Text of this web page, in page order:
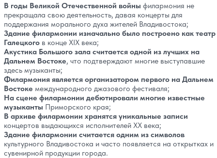
В годы Великой Отечественной войны филармония не
прекращала свою деятельность, давая концерты для
поддержания морального духа жителей Владивостока;
Здание филармонии изначально было построено как театр
Галецкого в конце XIX века;
Акустика Большого зала считается одной из лучших на
Дальнем Востоке, что подтверждают многие выступавшие
здесь музыканты;
Филармония является организатором первого на Дальнем
Востоке международного джазового фестиваля;
На сцене филармонии дебютировали многие известные
музыканты Приморского края;
В архиве филармонии хранятся уникальные записи
концертов выдающихся исполнителей XX века;
Здание филармонии считается одним из символов
культурного Владивостока и часто появляется на открытках и
сувенирной продукции города.